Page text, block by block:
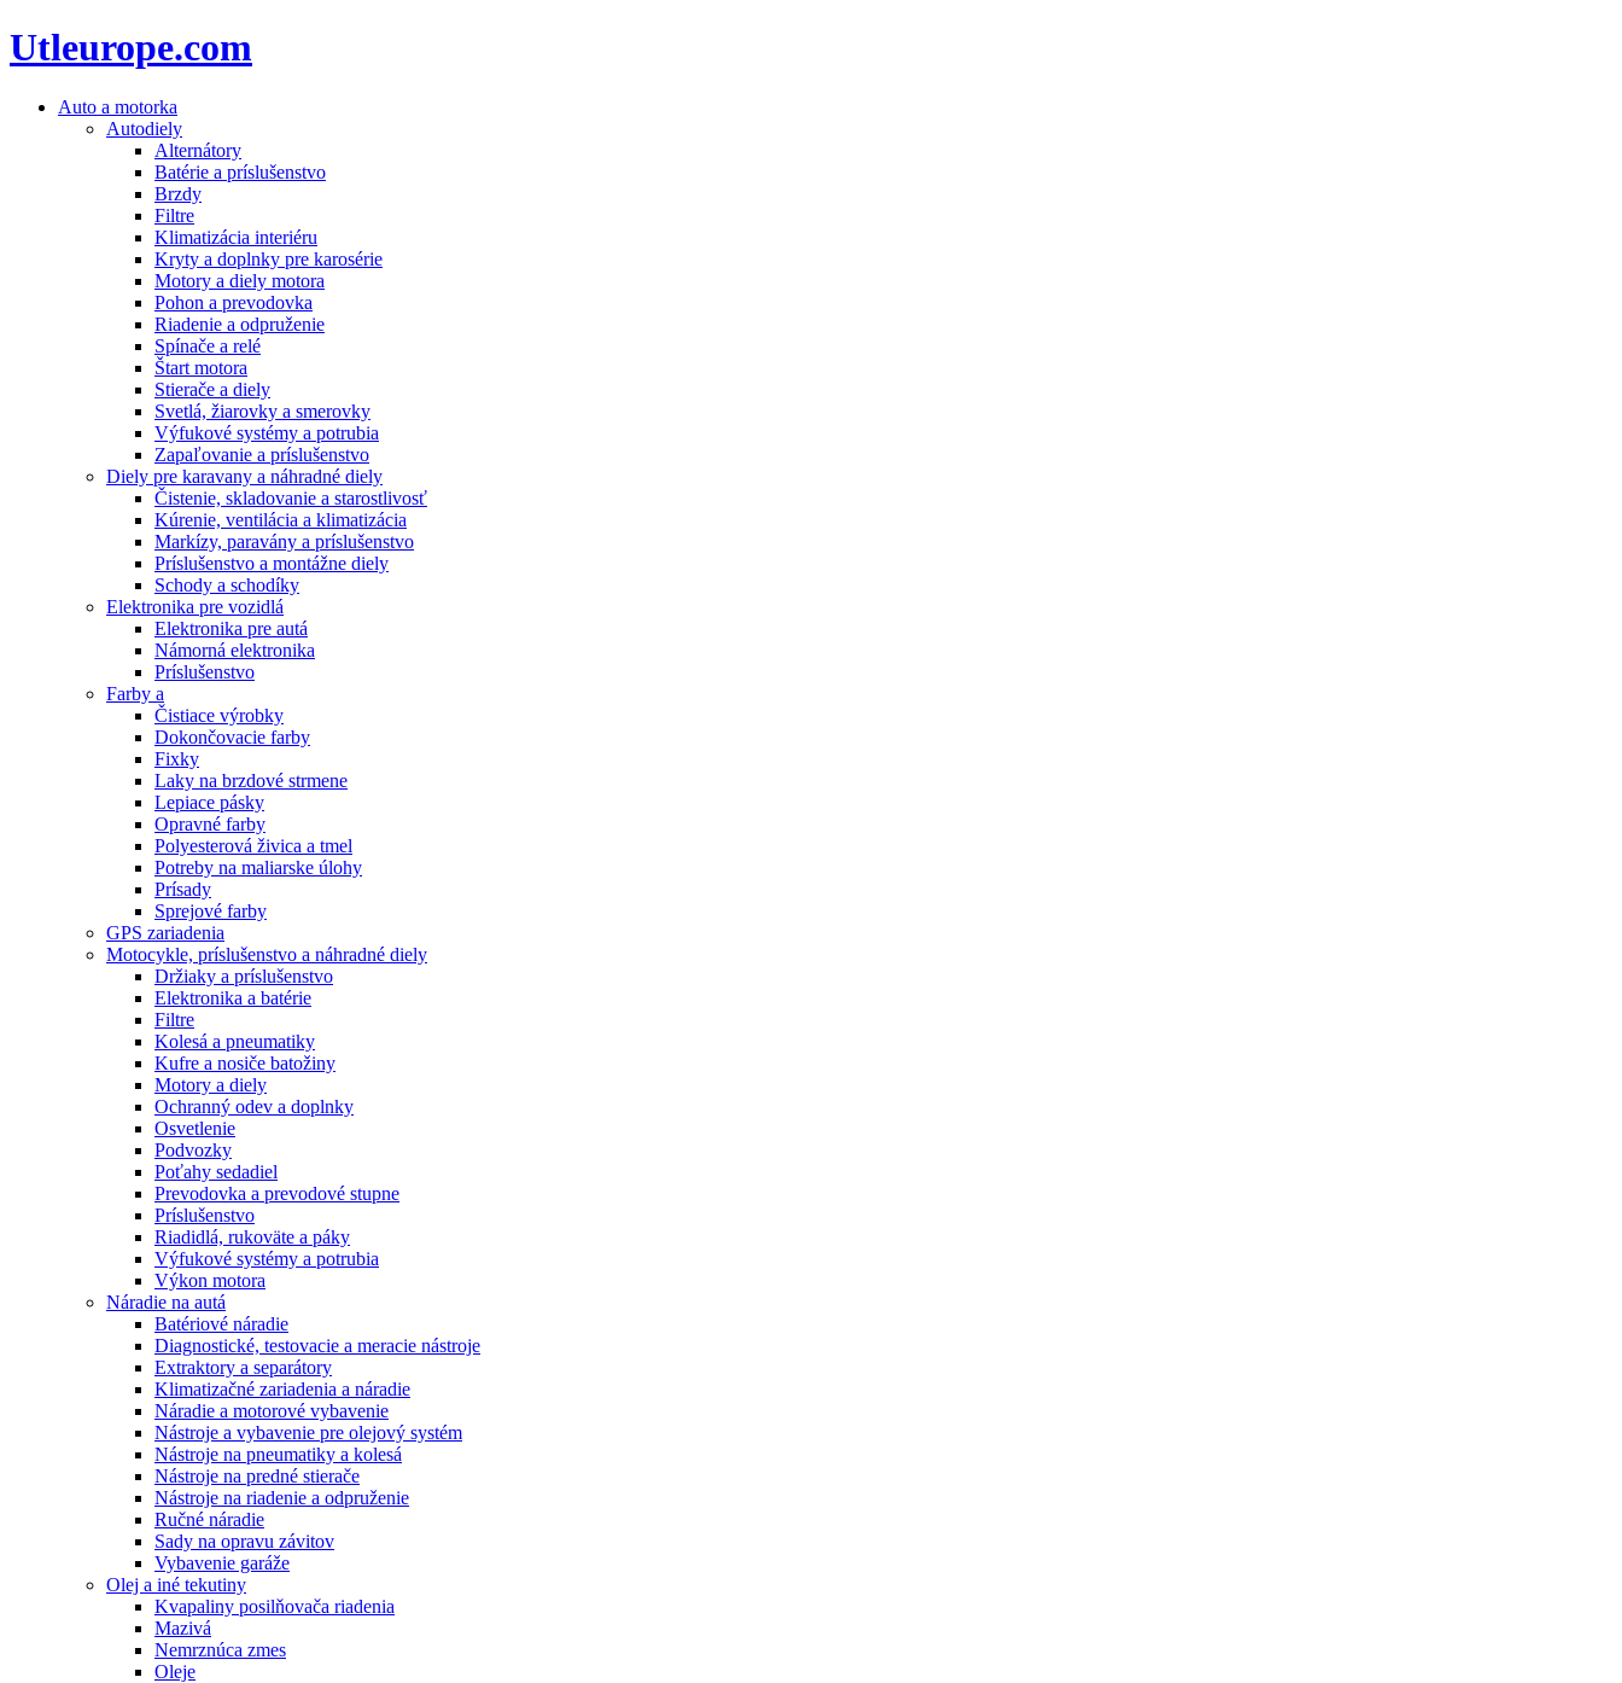
Utleurope.com
Auto a motorka
Autodiely
Alternátory
Batérie a príslušenstvo
Brzdy
Filtre
Klimatizácia interiéru
Kryty a doplnky pre karosérie
Motory a diely motora
Pohon a prevodovka
Riadenie a odpruženie
Spínače a relé
Štart motora
Stierače a diely
Svetlá, žiarovky a smerovky
Výfukové systémy a potrubia
Zapaľovanie a príslušenstvo
Diely pre karavany a náhradné diely
Čistenie, skladovanie a starostlivosť
Kúrenie, ventilácia a klimatizácia
Markízy, paravány a príslušenstvo
Príslušenstvo a montážne diely
Schody a schodíky
Elektronika pre vozidlá
Elektronika pre autá
Námorná elektronika
Príslušenstvo
Farby a
Čistiace výrobky
Dokončovacie farby
Fixky
Laky na brzdové strmene
Lepiace pásky
Opravné farby
Polyesterová živica a tmel
Potreby na maliarske úlohy
Prísady
Sprejové farby
GPS zariadenia
Motocykle, príslušenstvo a náhradné diely
Držiaky a príslušenstvo
Elektronika a batérie
Filtre
Kolesá a pneumatiky
Kufre a nosiče batožiny
Motory a diely
Ochranný odev a doplnky
Osvetlenie
Podvozky
Poťahy sedadiel
Prevodovka a prevodové stupne
Príslušenstvo
Riadidlá, rukoväte a páky
Výfukové systémy a potrubia
Výkon motora
Náradie na autá
Batériové náradie
Diagnostické, testovacie a meracie nástroje
Extraktory a separátory
Klimatizačné zariadenia a náradie
Náradie a motorové vybavenie
Nástroje a vybavenie pre olejový systém
Nástroje na pneumatiky a kolesá
Nástroje na predné stierače
Nástroje na riadenie a odpruženie
Ručné náradie
Sady na opravu závitov
Vybavenie garáže
Olej a iné tekutiny
Kvapaliny posilňovača riadenia
Mazivá
Nemrznúca zmes
Oleje